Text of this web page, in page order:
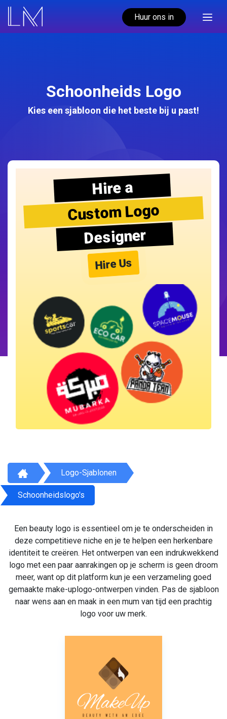
Huur ons in
Schoonheids Logo
Kies een sjabloon die het beste bij u past!
Hire a
Custom Logo
Designer
Hire Us
Logo-Sjablonen
Schoonheidslogo's
Een beauty logo is essentieel om je te onderscheiden in
deze competitieve niche en je te helpen een herkenbare
identiteit te creëren. Het ontwerpen van een indrukwekkend
logo met een paar aanrakingen op je scherm is geen droom
meer, want op dit platform kun je een verzameling goed
gemaakte make-uplogo-ontwerpen vinden. Pas de sjabloon
naar wens aan en maak in een mum van tijd een prachtig
logo voor uw merk.